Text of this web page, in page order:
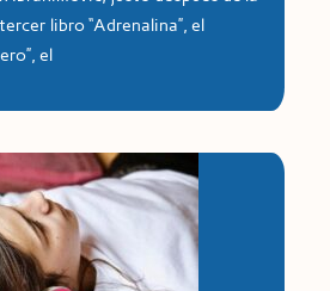
libro “Adrenalina”, el
el